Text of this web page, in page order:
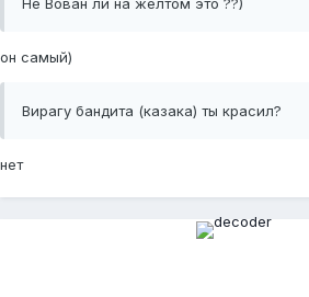
он самый)
Вирагу бандита (казака) ты красил?
нет